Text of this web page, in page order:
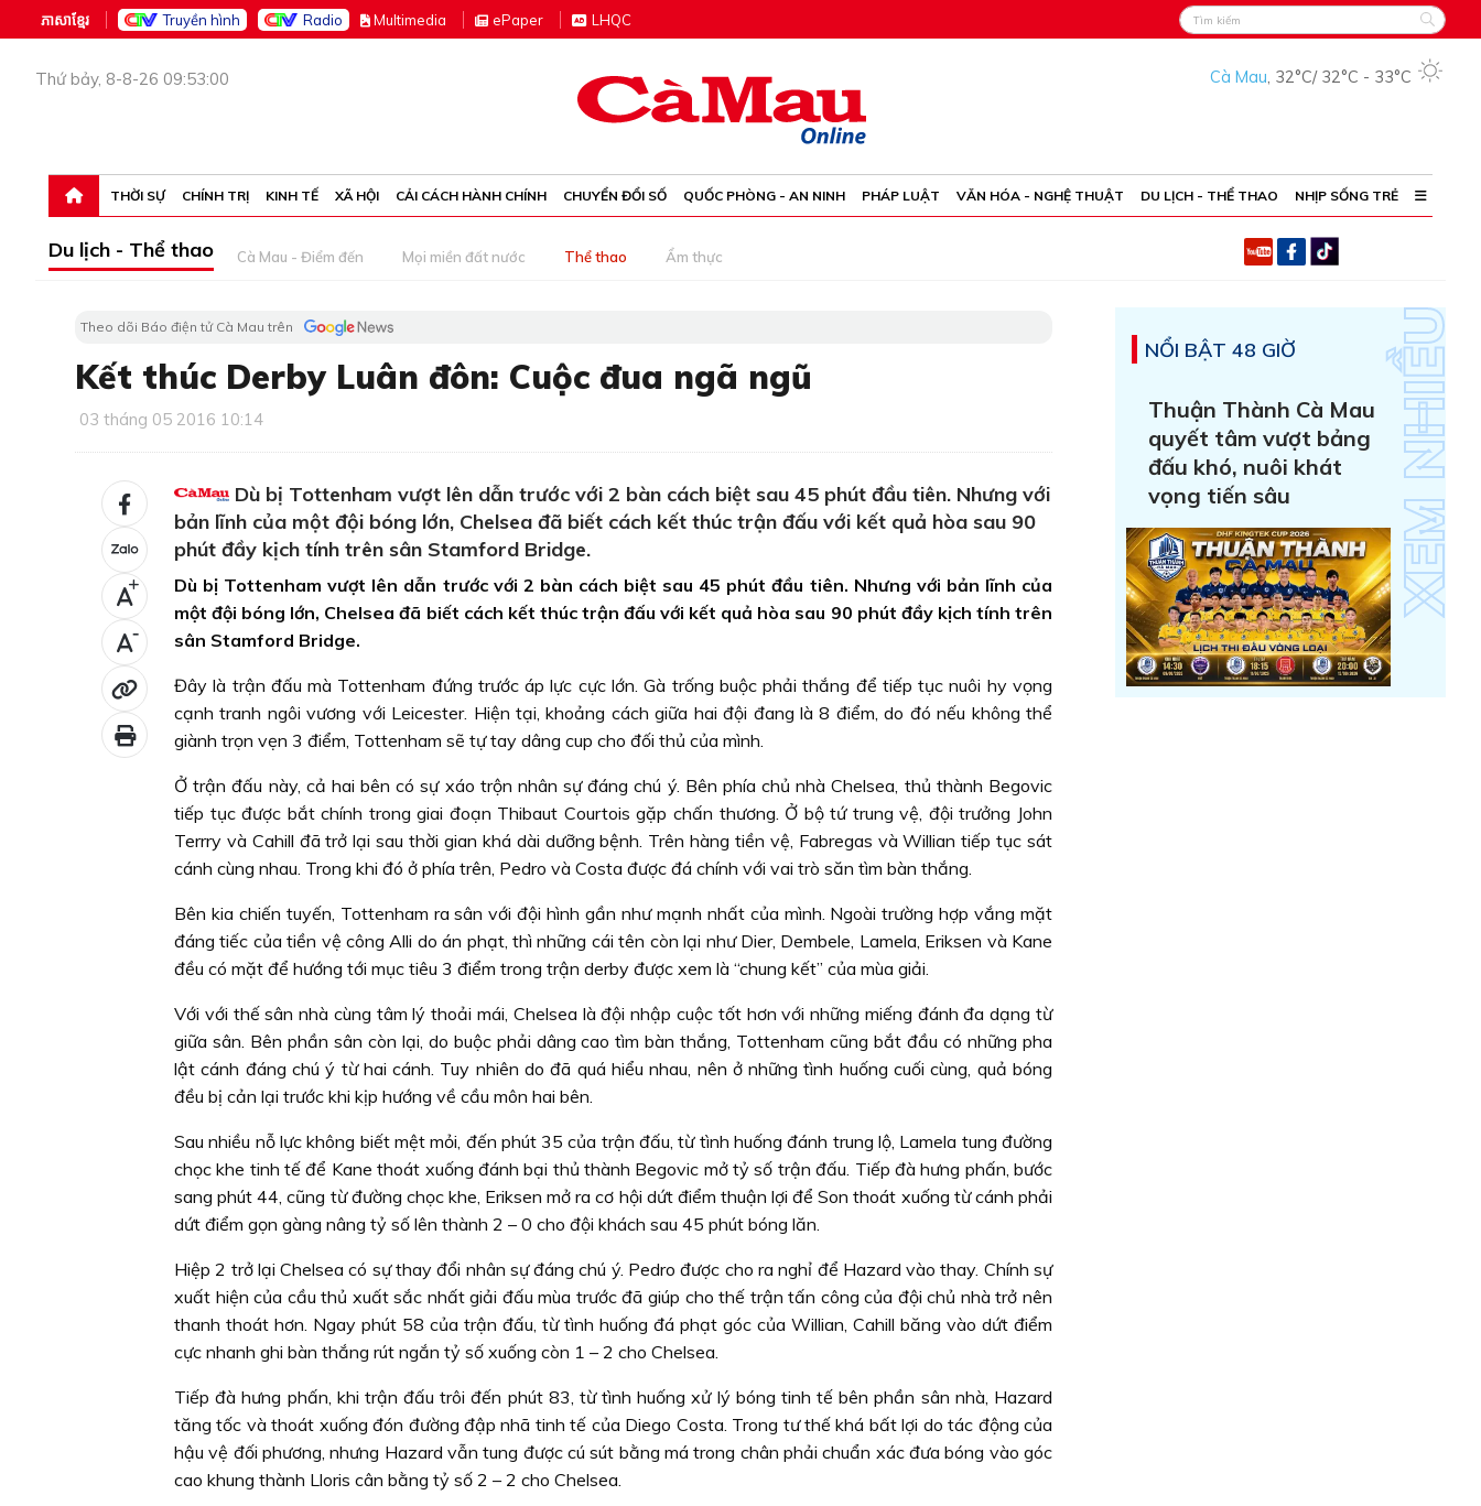
ភាសាខ្មែរ Truyền hình Radio Multimedia ePaper LHQC
Thứ bảy, 8-8-26 09:53:00 Cà Mau, 32°C/ 32°C - 33°C
THỜI SỰ CHÍNH TRỊ KINH TẾ XÃ HỘI CẢI CÁCH HÀNH CHÍNH CHUYỂN ĐỔI SỐ QUỐC PHÒNG - AN NINH PHÁP LUẬT VĂN HÓA - NGHỆ THUẬT DU LỊCH - THỂ THAO NHỊP SỐNG TRẺ
Du lịch - Thể thao Cà Mau - Điểm đến Mọi miền đất nước Thể thao Ẩm thực
Theo dõi Báo điện tử Cà Mau trên
Kết thúc Derby Luân đôn: Cuộc đua ngã ngũ
03 tháng 05 2016 10:14
+
-
Dù bị Tottenham vượt lên dẫn trước với 2 bàn cách biệt sau 45 phút đầu tiên. Nhưng với
bản lĩnh của một đội bóng lớn, Chelsea đã biết cách kết thúc trận đấu với kết quả hòa sau 90
phút đầy kịch tính trên sân Stamford Bridge.
Dù bị Tottenham vượt lên dẫn trước với 2 bàn cách biệt sau 45 phút đầu tiên. Nhưng với bản lĩnh của
một đội bóng lớn, Chelsea đã biết cách kết thúc trận đấu với kết quả hòa sau 90 phút đầy kịch tính trên
sân Stamford Bridge.
Đây là trận đấu mà Tottenham đứng trước áp lực cực lớn. Gà trống buộc phải thắng để tiếp tục nuôi hy vọng
cạnh tranh ngôi vương với Leicester. Hiện tại, khoảng cách giữa hai đội đang là 8 điểm, do đó nếu không thể
giành trọn vẹn 3 điểm, Tottenham sẽ tự tay dâng cup cho đối thủ của mình.
Ở trận đấu này, cả hai bên có sự xáo trộn nhân sự đáng chú ý. Bên phía chủ nhà Chelsea, thủ thành Begovic
tiếp tục được bắt chính trong giai đoạn Thibaut Courtois gặp chấn thương. Ở bộ tứ trung vệ, đội trưởng John
Terrry và Cahill đã trở lại sau thời gian khá dài dưỡng bệnh. Trên hàng tiền vệ, Fabregas và Willian tiếp tục sát
cánh cùng nhau. Trong khi đó ở phía trên, Pedro và Costa được đá chính với vai trò săn tìm bàn thắng.
Bên kia chiến tuyến, Tottenham ra sân với đội hình gần như mạnh nhất của mình. Ngoài trường hợp vắng mặt
đáng tiếc của tiền vệ công Alli do án phạt, thì những cái tên còn lại như Dier, Dembele, Lamela, Eriksen và Kane
đều có mặt để hướng tới mục tiêu 3 điểm trong trận derby được xem là “chung kết” của mùa giải.
Với với thế sân nhà cùng tâm lý thoải mái, Chelsea là đội nhập cuộc tốt hơn với những miếng đánh đa dạng từ
giữa sân. Bên phần sân còn lại, do buộc phải dâng cao tìm bàn thắng, Tottenham cũng bắt đầu có những pha
lật cánh đáng chú ý từ hai cánh. Tuy nhiên do đã quá hiểu nhau, nên ở những tình huống cuối cùng, quả bóng
đều bị cản lại trước khi kịp hướng về cầu môn hai bên.
Sau nhiều nỗ lực không biết mệt mỏi, đến phút 35 của trận đấu, từ tình huống đánh trung lộ, Lamela tung đường
chọc khe tinh tế để Kane thoát xuống đánh bại thủ thành Begovic mở tỷ số trận đấu. Tiếp đà hưng phấn, bước
sang phút 44, cũng từ đường chọc khe, Eriksen mở ra cơ hội dứt điểm thuận lợi để Son thoát xuống từ cánh phải
dứt điểm gọn gàng nâng tỷ số lên thành 2 – 0 cho đội khách sau 45 phút bóng lăn.
Hiệp 2 trở lại Chelsea có sự thay đổi nhân sự đáng chú ý. Pedro được cho ra nghỉ để Hazard vào thay. Chính sự
xuất hiện của cầu thủ xuất sắc nhất giải đấu mùa trước đã giúp cho thế trận tấn công của đội chủ nhà trở nên
thanh thoát hơn. Ngay phút 58 của trận đấu, từ tình huống đá phạt góc của Willian, Cahill băng vào dứt điểm
cực nhanh ghi bàn thắng rút ngắn tỷ số xuống còn 1 – 2 cho Chelsea.
Tiếp đà hưng phấn, khi trận đấu trôi đến phút 83, từ tình huống xử lý bóng tinh tế bên phần sân nhà, Hazard
tăng tốc và thoát xuống đón đường đập nhã tinh tế của Diego Costa. Trong tư thế khá bất lợi do tác động của
hậu vệ đối phương, nhưng Hazard vẫn tung được cú sút bằng má trong chân phải chuẩn xác đưa bóng vào góc
cao khung thành Lloris cân bằng tỷ số 2 – 2 cho Chelsea.
NỔI BẬT 48 GIỜ
Thuận Thành Cà Mau
quyết tâm vượt bảng
đấu khó, nuôi khát
vọng tiến sâu